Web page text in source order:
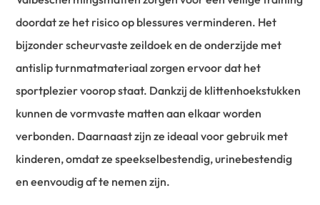
doordat ze het risico op blessures verminderen. Het
bijzonder scheurvaste zeildoek en de onderzijde met
antislip turnmatmateriaal zorgen ervoor dat het
sportplezier voorop staat. Dankzij de klittenhoekstukken
kunnen de vormvaste matten aan elkaar worden
verbonden. Daarnaast zijn ze ideaal voor gebruik met
kinderen, omdat ze speekselbestendig, urinebestendig
en eenvoudig af te nemen zijn.